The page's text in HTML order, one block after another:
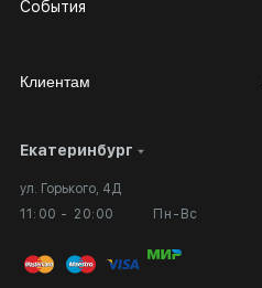
Екатеринбург
ул. Горького, 4Д
11:00 - 20:00
Пн-Вс
События
Клиентам
Личный кабинет
Вопросы и ответы
Публичная оферта
Сотрудничество
Выставка в галерее